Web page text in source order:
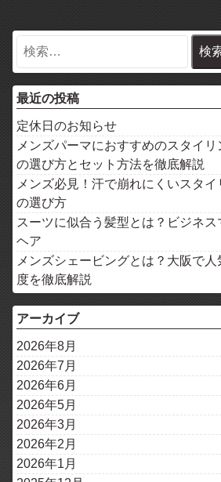
最近の投稿
定休日のお知らせ
メンズパーマにおすすめのスタイリ
の選び方とセット方法を徹底解説
メンズ必見！汗で崩れにくいスタ
の選び方
スーツに似合う髪型とは？ビジネ
ヘア
メンズシェービングとは？大阪で
度を徹底解説
アーカイブ
2026年8月
2026年7月
2026年6月
2026年5月
2026年3月
2026年2月
2026年1月